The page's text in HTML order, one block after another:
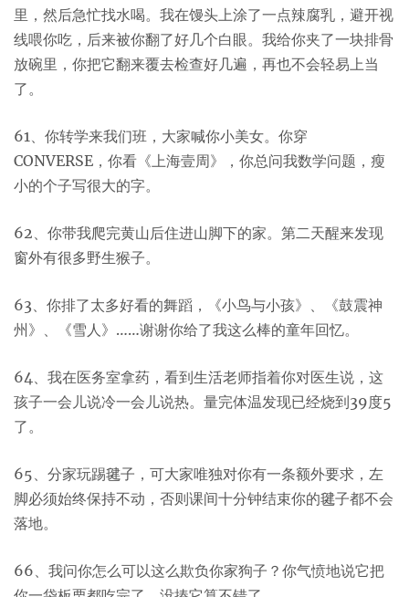
里，然后急忙找水喝。我在馒头上涂了一点辣腐乳，避开视
线喂你吃，后来被你翻了好几个白眼。我给你夹了一块排骨
放碗里，你把它翻来覆去检查好几遍，再也不会轻易上当
了。
61、你转学来我们班，大家喊你小美女。你穿
CONVERSE，你看《上海壹周》，你总问我数学问题，瘦
小的个子写很大的字。
62、你带我爬完黄山后住进山脚下的家。第二天醒来发现
窗外有很多野生猴子。
63、你排了太多好看的舞蹈，《小鸟与小孩》、《鼓震神
州》、《雪人》……谢谢你给了我这么棒的童年回忆。
64、我在医务室拿药，看到生活老师指着你对医生说，这
孩子一会儿说冷一会儿说热。量完体温发现已经烧到39度5
了。
65、分家玩踢毽子，可大家唯独对你有一条额外要求，左
脚必须始终保持不动，否则课间十分钟结束你的毽子都不会
落地。
66、我问你怎么可以这么欺负你家狗子？你气愤地说它把